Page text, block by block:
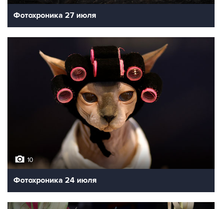
Фотохроника 27 июля
10
Фотохроника 24 июля